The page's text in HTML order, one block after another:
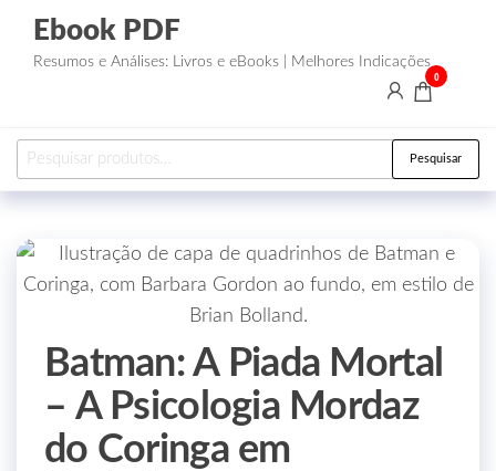
Ebook PDF
Resumos e Análises: Livros e eBooks | Melhores Indicações
0
Pesquisar
Batman: A Piada Mortal
– A Psicologia Mordaz
do Coringa em